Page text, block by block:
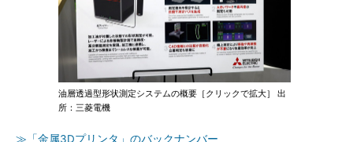
油層透過型形状測定システムの概要［クリックで拡大］ 出
所：三菱電機
≫「金属3Dプリンタ」のバックナンバー